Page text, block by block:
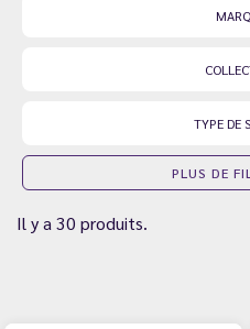
TYPE DE
PLUS DE
Il y a 30 produits.